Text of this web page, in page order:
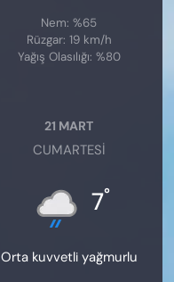
Nem: %65
Rüzgar: 19 km/h
Yağış Olasılığı: %80
21 MART
CUMARTESI
7°
Orta kuvvetli yağmurlu